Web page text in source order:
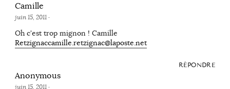
Camille
juin 15, 2011·
Oh c'est trop mignon ! Camille
Retzignaccamille.retzignac@laposte.net
RÉPONDRE
Anonymous
juin 15, 2011·